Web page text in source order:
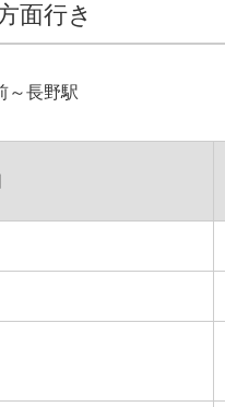
面行き
～長野駅